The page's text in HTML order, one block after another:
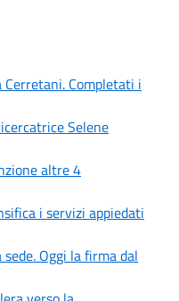
Completati i
Selene
altre 4
i servizi appiedati
Oggi la firma dal